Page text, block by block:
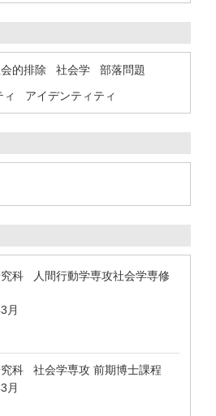
的排除 社会学
部落問題
ィ アイデンティティ
科 人間行動学専攻社会学専修
月
科 社会学専攻 前期博士課程
月